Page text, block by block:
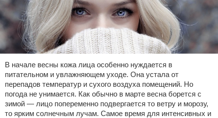
В начале весны кожа лица особенно нуждается в
питательном и увлажняющем уходе. Она устала от
перепадов температур и сухого воздуха помещений. Но
погода не унимается. Как обычно в марте весна борется с
зимой — лицо попеременно подвергается то ветру и морозу,
то ярким солнечным лучам. Самое время для интенсивных и